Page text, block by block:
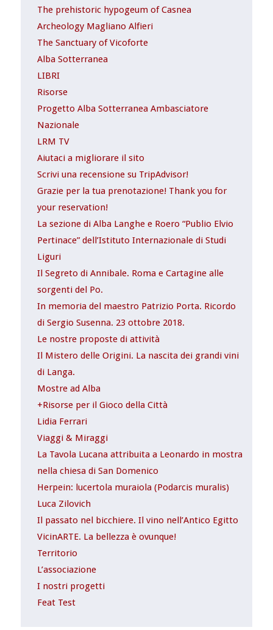
The prehistoric hypogeum of Casnea
Archeology Magliano Alfieri
The Sanctuary of Vicoforte
Alba Sotterranea
LIBRI
Risorse
Progetto Alba Sotterranea Ambasciatore
Nazionale
LRM TV
Aiutaci a migliorare il sito
Scrivi una recensione su TripAdvisor!
Grazie per la tua prenotazione! Thank you for
your reservation!
La sezione di Alba Langhe e Roero “Publio Elvio
Pertinace” dell’Istituto Internazionale di Studi
Liguri
Il Segreto di Annibale. Roma e Cartagine alle
sorgenti del Po.
In memoria del maestro Patrizio Porta. Ricordo
di Sergio Susenna. 23 ottobre 2018.
Le nostre proposte di attività
Il Mistero delle Origini. La nascita dei grandi vini
di Langa.
Mostre ad Alba
+Risorse per il Gioco della Città
Lidia Ferrari
Viaggi & Miraggi
La Tavola Lucana attribuita a Leonardo in mostra
nella chiesa di San Domenico
Herpein: lucertola muraiola (Podarcis muralis)
Luca Zilovich
Il passato nel bicchiere. Il vino nell’Antico Egitto
VicinARTE. La bellezza è ovunque!
Territorio
L’associazione
I nostri progetti
Feat Test